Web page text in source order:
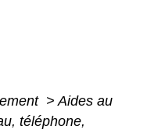
> Aides au
téléphone,